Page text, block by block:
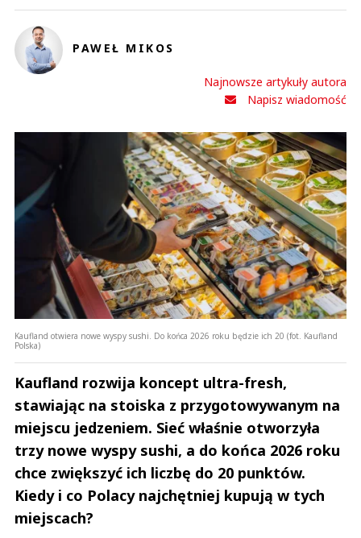
PAWEŁ MIKOS
Najnowsze artykuły autora
Napisz wiadomość
Kaufland otwiera nowe wyspy sushi. Do końca 2026 roku będzie ich 20 (fot. Kaufland
Polska)
Kaufland rozwija koncept ultra-fresh,
stawiając na stoiska z przygotowywanym na
miejscu jedzeniem. Sieć właśnie otworzyła
trzy nowe wyspy sushi, a do końca 2026 roku
chce zwiększyć ich liczbę do 20 punktów.
Kiedy i co Polacy najchętniej kupują w tych
miejscach?